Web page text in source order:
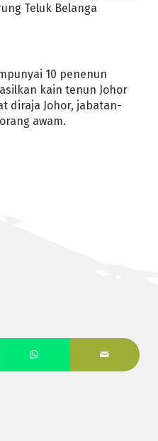
Teluk Belanga
10 penenun
kain tenun Johor
diraja Johor, jabatan-
awam.